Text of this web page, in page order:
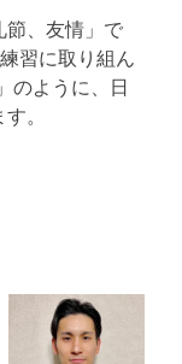
節、友情」で
習に取り組ん
のように、日
。